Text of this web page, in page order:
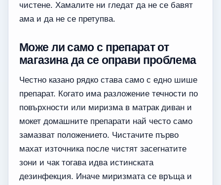
чистене. Хамалите ни гледат да не се бавят
ама и да не се претупва.
Може ли само с препарат от
магазина да се оправи проблема
Честно казано рядко става само с едно шише
препарат. Когато има разложение течности по
повърхности или миризма в матрак диван и
мокет домашните препарати най често само
замазват положението. Чистачите първо
махат източника после чистят засегнатите
зони и чак тогава идва истинската
дезинфекция. Иначе миризмата се връща и